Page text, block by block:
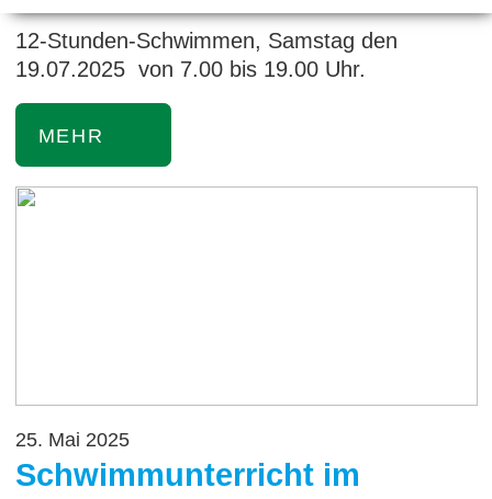
12-Stunden-Schwimmen, Samstag den
19.07.2025 von 7.00 bis 19.00 Uhr.
MEHR
25. Mai 2025
Schwimmunterricht im